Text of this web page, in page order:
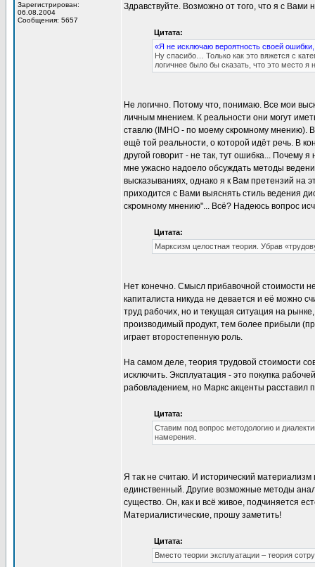
Зарегистрирован:
06.08.2004
Сообщения: 5657
Здравствуйте. Возможно от того, что я с Вами
Цитата:
«Я не исключаю вероятность своей
Ну спасибо… Только как это вяжется с
логичнее было бы сказать, что это место я
Не логично. Потому что, понимаю. Все мои
личным мнением. К реальности они могут
ставлю (IMHO - по моему скромному мнению).
ещё той реальности, о которой идёт речь. В
другой говорит - не так, тут ошибка... Почему
мне ужасно надоело обсуждать методы
высказываниях, однако я к Вам претензий на
приходится с Вами выяснять стиль ведения
скромному мнению"... Всё? Надеюсь вопрос
Цитата:
Марксизм целостная теория. Убрав
Нет конечно. Смысл прибавочной стоимости
капиталиста никуда не девается и её можно
труд рабочих, но и текущая ситуация на
производимый продукт, тем более прибыли
играет второстепенную роль.
На самом деле, теория трудовой стоимости
исключить. Эксплуатация - это покупка
рабовладением, но Маркс акценты расставил
Цитата:
Ставим под вопрос методологию и
намерения.
Я так не считаю. И исторический
единственный. Другие возможные методы
существо. Он, как и всё живое, подчиняется
Материалистические, прошу заметить!
Цитата:
Вместо теории эксплуатации – теория